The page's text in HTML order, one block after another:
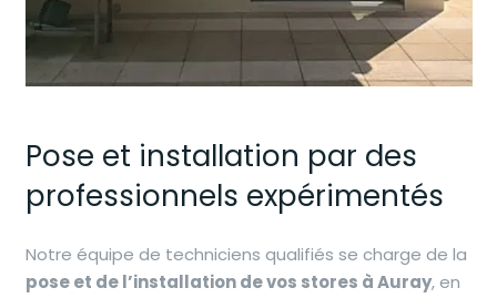
Pose et installation par des
professionnels expérimentés
Notre équipe de techniciens qualifiés se charge de la
pose et de l’installation de vos stores à Auray, en